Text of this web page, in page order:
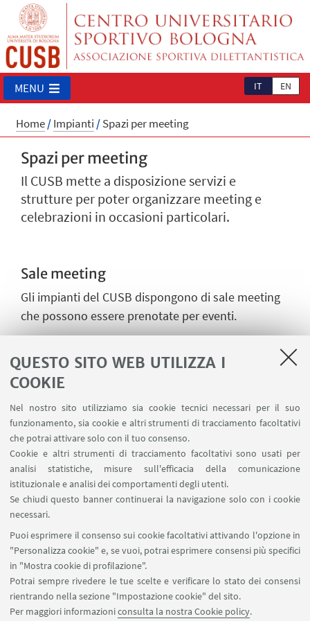
QUESTO SITO WEB UTILIZZA I
COOKIE
Nel nostro sito utilizziamo sia cookie tecnici necessari per il suo
funzionamento, sia cookie e altri strumenti di tracciamento facoltativi
che potrai attivare solo con il tuo consenso.
Cookie e altri strumenti di tracciamento facoltativi sono usati per
analisi statistiche, misure sull'efficacia della comunicazione
istituzionale e analisi dei comportamenti degli utenti.
Se chiudi questo banner continuerai la navigazione solo con i cookie
necessari.
Puoi esprimere il consenso sui cookie facoltativi attivando l'opzione in
"Personalizza cookie" e, se vuoi, potrai esprimere consensi più specifici
in "Mostra cookie di profilazione".
Potrai sempre rivedere le tue scelte e verificare lo stato dei consensi
rientrando nella sezione "Impostazione cookie" del sito.
Per maggiori informazioniconsulta la nostra Cookie policy.
IT EN
MENU
Home/Impianti /Spazi per meeting
Spazi per meeting
Il CUSB mette a disposizione servizi e
strutture per poter organizzare meeting e
celebrazioni in occasioni particolari.
Sale meeting
Gli impianti del CUSB dispongono di sale meeting
che possono essere prenotate per eventi.
universitario Record.
Richiedi informazioni e
preventivo: cusb.impianti@unibo.it
IN EVIDENZA
Impianti sportivi e campi
Campi, palestre e spazi in cui si svolgono le
attività sportive proposte dal CUSB e che
possono essere richiesti in affitto.